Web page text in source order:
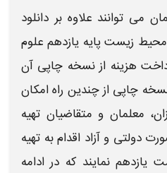
می توانند علاوه بر دانلود
محیط زیستپایه یازدهم علوم
هزینه از نسخه چاپی آن
نسخه چاپی از چندین راه امکان
معلمان و متقاضیان تهیه
دولتی و آزاد اقدام به تهیه
یازدهم نمایند که در ادامه